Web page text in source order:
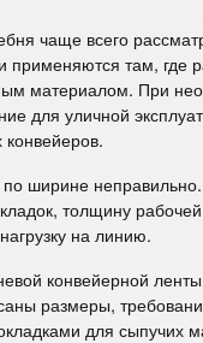
чаще всего
там, где
материалом. При
для уличной
ширине
толщину
на линию.
конвейерной
размеры,
для сыпучих